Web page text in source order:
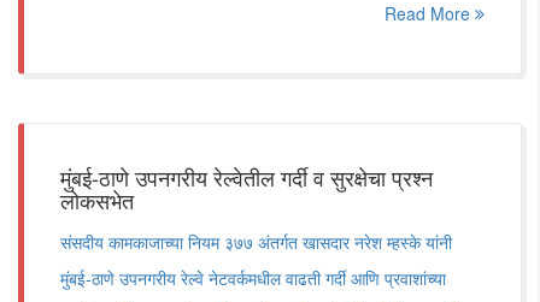
Read More
मुंबई-ठाणे उपनगरीय रेल्वेतील गर्दी व सुरक्षेचा प्रश्न
लोकसभेत
संसदीय कामकाजाच्या नियम ३७७ अंतर्गत खासदार नरेश म्हस्के यांनी
मुंबई-ठाणे उपनगरीय रेल्वे नेटवर्कमधील वाढती गर्दी आणि प्रवाशांच्या